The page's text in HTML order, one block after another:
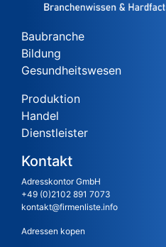
Baubranche
Bildung
Gesundheitswesen
Produktion
Handel
Dienstleister
Kontakt
Adresskontor GmbH
+49 (0)2102 891 7073
kontakt@firmenliste.info
Adressen kopen